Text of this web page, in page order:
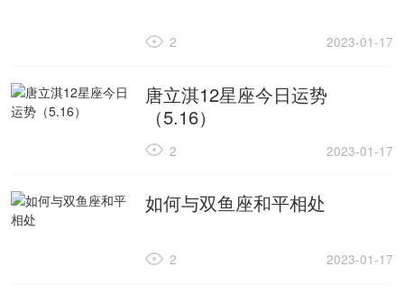
2023-01-17
2
唐立淇12星座今日运势
（5.16）
2023-01-17
2
如何与双鱼座和平相处
2023-01-17
2